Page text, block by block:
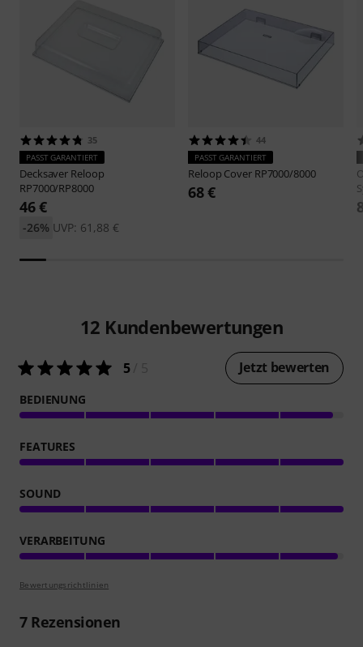
35
PASST GARANTIERT
Decksaver Reloop
RP7000/RP8000
46 €
UVP: 61,88 €
-26%
44
PASST GARANTIERT
Reloop Cover RP7000/8000
68 €
12 Kundenbewertungen
5/ 5 Jetzt bewerten
BEDIENUNG
FEATURES
SOUND
VERARBEITUNG
Bewertungsrichtlinien
7Rezensionen